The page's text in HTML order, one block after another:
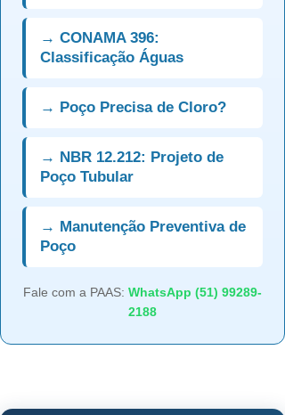
→ CONAMA 396:
Classificação Águas
→ Poço Precisa de Cloro?
→ NBR 12.212: Projeto de
Poço Tubular
→ Manutenção Preventiva de
Poço
Fale com a PAAS: WhatsApp (51) 99289-
2188